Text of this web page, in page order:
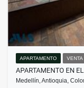
APARTAMENTO VENTA
APARTAMENTO EN
Medellín, Antioquia,